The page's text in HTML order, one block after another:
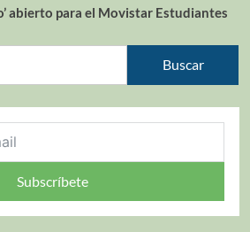
abierto para el Movistar Estudiantes
Subscríbete